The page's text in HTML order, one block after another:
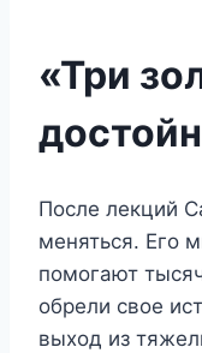
«Три
После лекций
меняться. Его
помогают
обрели свое
выход из